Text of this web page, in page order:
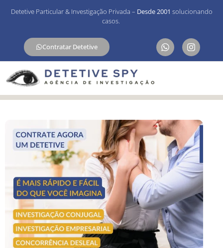
Detetive Particular & Investigação Privada – Desde 2001 solucionando
casos.
Contratar Detetive